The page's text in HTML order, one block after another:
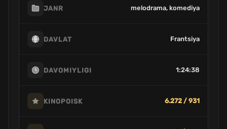
JANR melodrama, komediya
DAVLAT Frantsiya
DAVOMIYLIGI 1:24:38
KINOPOISK 6.272 / 931